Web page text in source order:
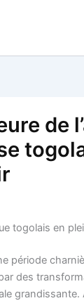
de
togolais en
période
des
grandissante.